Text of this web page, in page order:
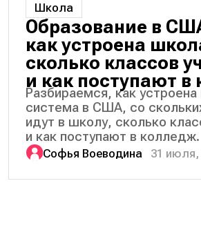
Школа
Образование в
как устроена
сколько классов
и как поступают в
Разбираемся, как
система в США, со
идут в школу, сколько
и как поступают в колледж.
Софья Воеводина 31 июля,